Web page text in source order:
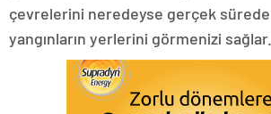
çevrelerini neredeyse gerçek
yangınların yerlerini görmenizi sağlar.